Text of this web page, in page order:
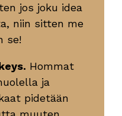
jos joku idea
niin sitten me
se!
Hommat
ja
pidetään